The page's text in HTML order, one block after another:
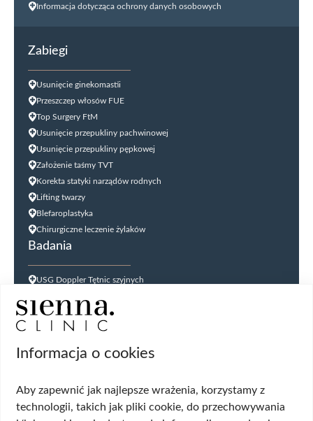
Informacja dotycząca ochrony danych osobowych
Zabiegi
Usunięcie ginekomastii
Przeszczep włosów FUE
Top Surgery FtM
Usunięcie przepukliny pachwinowej
Usunięcie przepukliny pępkowej
Założenie taśmy TVT
Korekta statyki narządów rodnych
Lifting twarzy
Blefaroplastyka
Chirurgiczne leczenie żylaków
Badania
USG Doppler Tętnic szyjnych
USG jąder
USG tarczycy
Cytologia płynna cienkowarstwowa (LBC
HPV DNA HR 14 genotypów
Biopsja cienkoigłowa tarczycy
Informacja o cookies
Aby zapewnić jak najlepsze wrażenia, korzystamy z
technologii, takich jak pliki cookie, do przechowywania